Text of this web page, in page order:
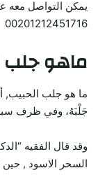
يمكن التواصل معه
00201212451716
ماهو جلب
ما هو جلب الحبيب,
جَلْبَهُ، وفي ظرف
وقد قال الفقيه
السحر الاسود ,